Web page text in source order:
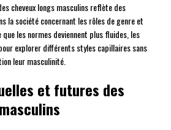
cheveux longs masculins reflète des
la société concernant les rôles de genre et
que les normes deviennent plus fluides, les
explorer différents styles capillaires sans
leur masculinité.
et futures des